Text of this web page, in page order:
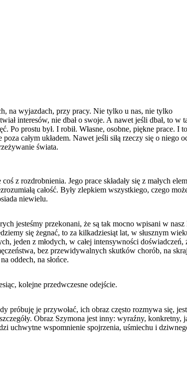
na wyjazdach, przy pracy. Nie tylko u nas, nie tylko
interesów, nie dbał o swoje. A nawet jeśli dbał, to w
Po prostu był. I robił. Własne, osobne, piękne prace. I
całym układem. Nawet jeśli siłą rzeczy się o niego
świata.
z rozdrobnienia. Jego prace składały się z małych
całość. Były zlepkiem wszystkiego, czego
niewielu.
jesteśmy przekonani, że są tak mocno wpisani w
się żegnać, to za kilkadziesiąt lat, w słusznym
jeden z młodych, w całej intensywności doświadczeń,
bez przewidywalnych skutków chorób, na
oddech, na słońce.
kolejne przedwczesne odejście.
próbuję je przywołać, ich obraz często rozmywa się, jest
Obraz Szymona jest inny: wyraźny, konkretny,
uchwytne wspomnienie spojrzenia, uśmiechu i